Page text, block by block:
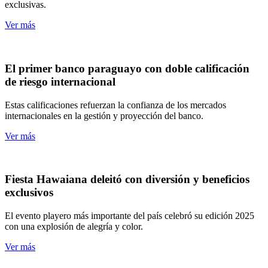
exclusivas.
Ver más
El primer banco paraguayo con doble calificación
de riesgo internacional
Estas calificaciones refuerzan la confianza de los mercados
internacionales en la gestión y proyección del banco.
Ver más
Fiesta Hawaiana deleitó con diversión y beneficios
exclusivos
El evento playero más importante del país celebró su edición 2025
con una explosión de alegría y color.
Ver más